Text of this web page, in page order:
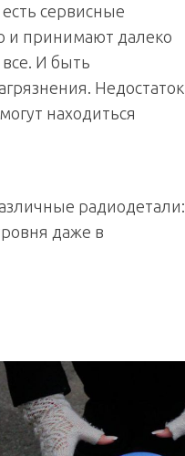
сервисные
и принимают далеко
И быть
Недостаток
находиться
радиодетали:
даже в